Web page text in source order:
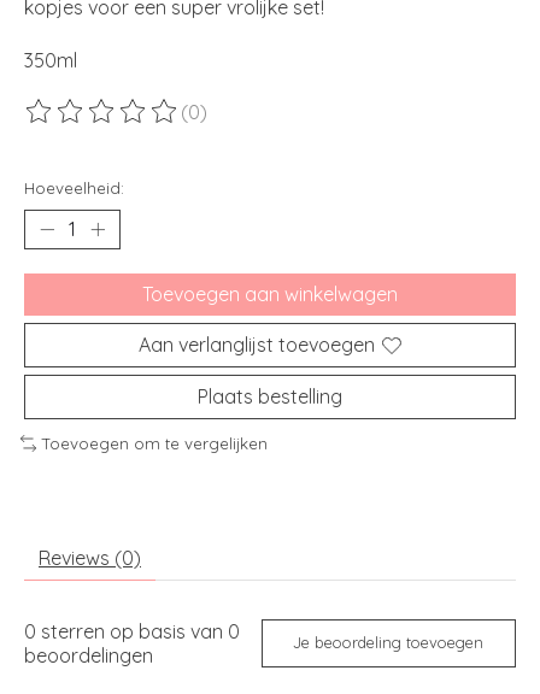
kopjes voor een super vrolijke set!
350ml
De beoordeling van dit product is
(0)
Hoeveelheid:
Toevoegen aan winkelwagen
Aan verlanglijst toevoegen
Plaats bestelling
Toevoegen om te vergelijken
Reviews (0)
0 sterren op basis van 0
beoordelingen
Je beoordeling toevoegen